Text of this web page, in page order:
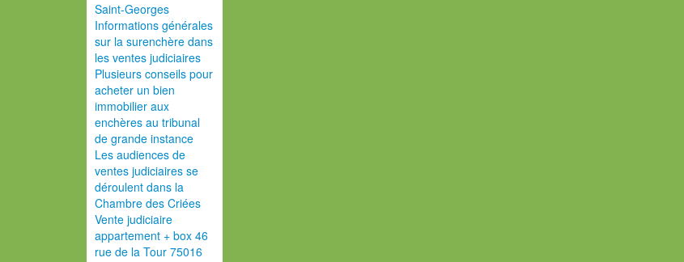
Saint-Georges
Informations générales
sur la surenchère dans
les ventes judiciaires
Plusieurs conseils pour
acheter un bien
immobilier aux
enchères au tribunal
de grande instance
Les audiences de
ventes judiciaires se
déroulent dans la
Chambre des Criées
Vente judiciaire
appartement + box 46
rue de la Tour 75016